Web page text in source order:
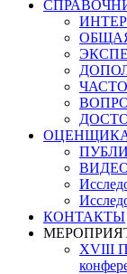
КОНТАКТЫ
XVIII